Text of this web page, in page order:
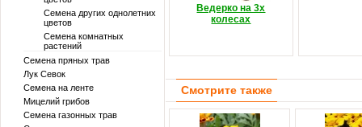
Семена других однолетних
цветов
Семена комнатных
растений
Семена пряных трав
Лук Севок
Семена на ленте
Мицелий грибов
Семена газонных трав
Ведерко на 3х
колесах
Смотрите также